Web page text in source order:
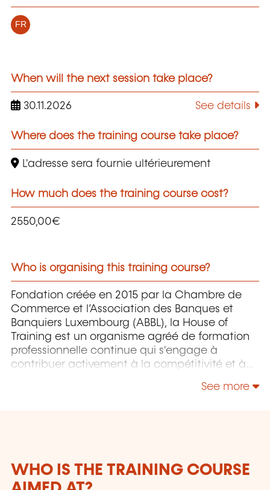
FR
When will the next session take place?
30.11.2026 See details
Where does the training course take place?
L'adresse sera fournie ultérieurement
How much does the training course cost?
2550,00€
Who is organising this training course?
Fondation créée en 2015 par la Chambre de
Commerce et l’Association des Banques et
Banquiers Luxembourg (ABBL), la House of
Training est un organisme agréé de formation
professionnelle continue qui s'engage à
contribuer activement à la compétitivité et à
les compétences de ceux qui font vivre son
See more
WHO IS THE TRAINING COURSE